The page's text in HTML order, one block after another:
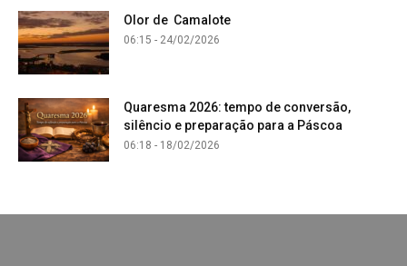
Olor de Camalote
06:15 - 24/02/2026
Quaresma 2026: tempo de conversão,
silêncio e preparação para a Páscoa
06:18 - 18/02/2026